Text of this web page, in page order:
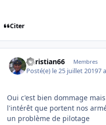
Citer
Christian66 Membres
Posté(e) le 25 juillet 20197 a
Oui c'est bien dommage
l'intérêt que portent nos
un problème de pilotage